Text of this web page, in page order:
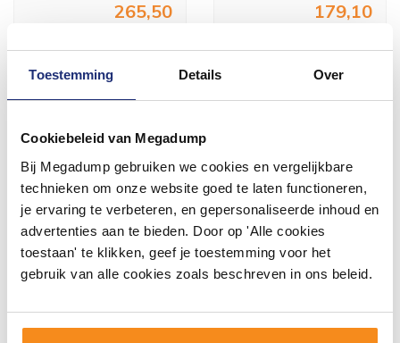
Toestemming Details Over
Cookiebeleid van Megadump
Bij Megadump gebruiken we cookies en vergelijkbare
technieken om onze website goed te laten functioneren,
je ervaring te verbeteren, en gepersonaliseerde inhoud en
advertenties aan te bieden. Door op 'Alle cookies
toestaan' te klikken, geef je toestemming voor het
gebruik van alle cookies zoals beschreven in ons beleid.
265,50 179,10
#mijndroombadkamer
Wij geloven in de kracht van delen. Deel jouw
badkamer op Instagram met #mijndroombadkamer
en tag @megadumpnl. Samen bouwen we een
inspirerende omgeving vol met unieke
badkamerstijlen. Doe je mee?